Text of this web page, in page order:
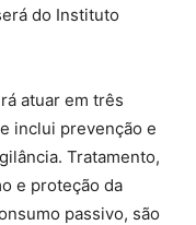
do Instituto
atuar em três
inclui prevenção e
Tratamento,
e proteção da
passivo, são